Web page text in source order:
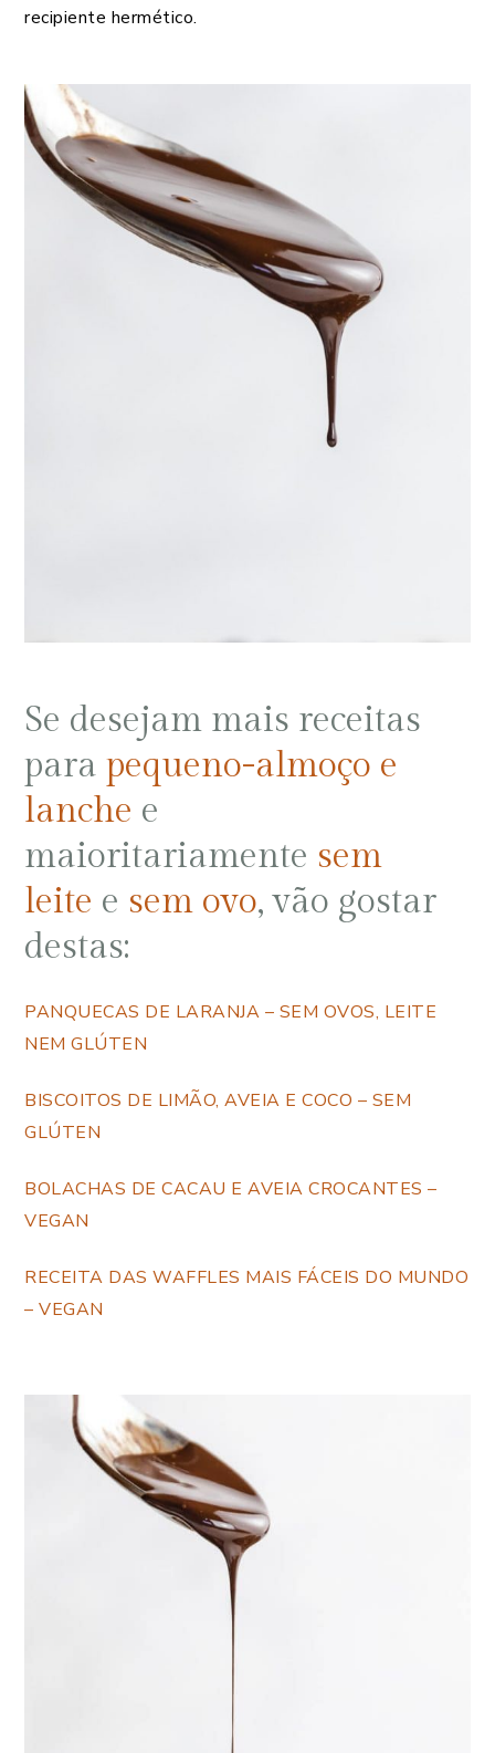
recipiente hermético.
Se desejam mais receitas
para pequeno-almoço e
lanche e
maioritariamente sem
leite e sem ovo, vão gostar
destas:
PANQUECAS DE LARANJA – SEM OVOS, LEITE
NEM GLÚTEN
BISCOITOS DE LIMÃO, AVEIA E COCO – SEM
GLÚTEN
BOLACHAS DE CACAU E AVEIA CROCANTES –
VEGAN
RECEITA DAS WAFFLES MAIS FÁCEIS DO MUNDO
– VEGAN